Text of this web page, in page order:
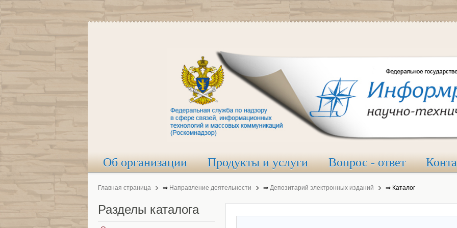
Об организации Продукты и услуги Вопрос - ответ
Главная страница ⇒ Направление деятельности ⇒ Депозитарий электронных изданий ⇒ Каталог
Разделы каталога